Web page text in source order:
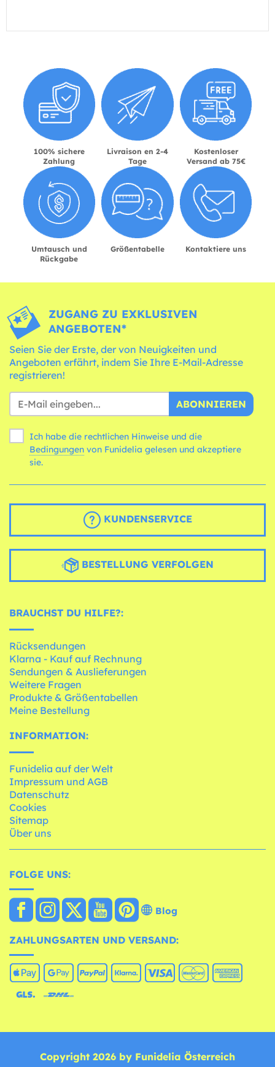
100% sichere
Zahlung
Livraison en 2-4
Tage
Kostenloser
Versand ab 75€
Umtausch und
Rückgabe
Größentabelle Kontaktiere uns
ZUGANG ZU EXKLUSIVEN
ANGEBOTEN*
Seien Sie der Erste, der von Neuigkeiten und
Angeboten erfährt, indem Sie Ihre E-Mail-Adresse
registrieren!
ABONNIEREN
Ich habe die rechtlichen Hinweise und die
Bedingungen
sie.
KUNDENSERVICE
BESTELLUNG VERFOLGEN
BRAUCHST DU HILFE?:
Rücksendungen
Klarna - Kauf auf Rechnung
Sendungen & Auslieferungen
Weitere Fragen
Produkte & Größentabellen
Meine Bestellung
INFORMATION:
Funidelia auf der Welt
Impressum und AGB
Datenschutz
Cookies
Sitemap
Über uns
FOLGE UNS:
Blog
ZAHLUNGSARTEN UND VERSAND:
Copyright 2026 by Funidelia Österreich